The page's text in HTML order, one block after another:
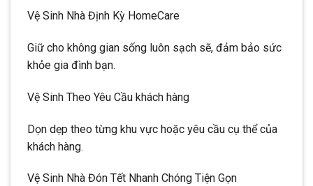
Vệ Sinh Nhà Định Kỳ HomeCare
Giữ cho không gian sống luôn sạch sẽ, đảm bảo sức
khỏe gia đình bạn.
Vệ Sinh Theo Yêu Cầu khách hàng
Dọn dẹp theo từng khu vực hoặc yêu cầu cụ thể của
khách hàng.
Vệ Sinh Nhà Đón Tết Nhanh Chóng Tiện Gọn